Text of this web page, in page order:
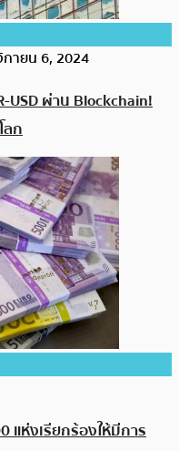
ายน 6, 2024
USD ผ่าน Blockchain!
ลก
แห่งเรียกร้องให้มีการ